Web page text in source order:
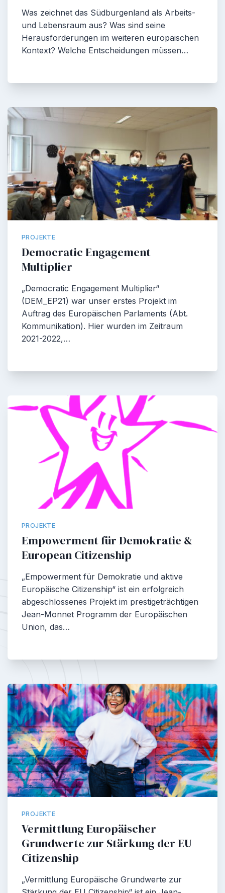
Was zeichnet das Südburgenland als Arbeits-
und Lebensraum aus? Was sind seine
Herausforderungen im weiteren europäischen
Kontext? Welche Entscheidungen müssen…
PROJEKTE
Democratic Engagement
Multiplier
„Democratic Engagement Multiplier“
(DEM_EP21) war unser erstes Projekt im
Auftrag des Europäischen Parlaments (Abt.
Kommunikation). Hier wurden im Zeitraum
2021-2022,…
PROJEKTE
Empowerment für Demokratie &
European Citizenship
„Empowerment für Demokratie und aktive
Europäische Citizenship“ ist ein erfolgreich
abgeschlossenes Projekt im prestigeträchtigen
Jean-Monnet Programm der Europäischen
Union, das…
PROJEKTE
Vermittlung Europäischer
Grundwerte zur Stärkung der EU
Citizenship
„Vermittlung Europäische Grundwerte zur